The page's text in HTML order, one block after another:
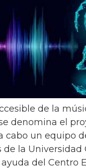
de la
denomina el
cabo un equipo
la Universidad
del Centro